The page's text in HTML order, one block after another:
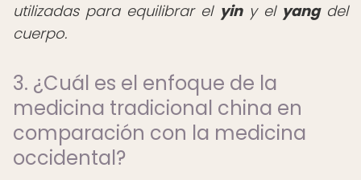
utilizadas para equilibrar el yiny el yangdel
cuerpo.
3. ¿Cuál es el enfoque de la
medicina tradicional china en
comparación con la medicina
occidental?